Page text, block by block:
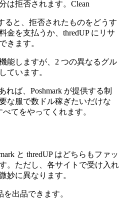
は拒否されます。Clean
ると、拒否されたものをどうす
金を支払うか、thredUP にリサ
きます。
能しますが、2 つの異なるグル
ています。
れば、Poshmark が提供する制
な服で数ドル稼ぎたいだけな
てをやってくれます。
と thredUP はどちらもファッ
。ただし、各サイトで受け入れ
妙に異なります。
出品できます。